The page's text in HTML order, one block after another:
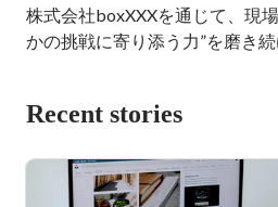
株式会社boxXXXを通じて、現
かの挑戦に寄り添う力”を磨き続
Recent stories